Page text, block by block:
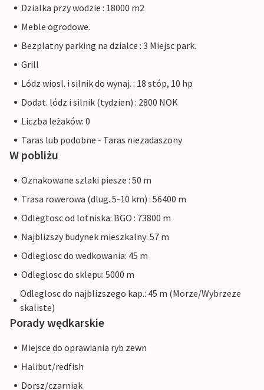
Dzialka przy wodzie : 18000 m2
Meble ogrodowe.
Bezplatny parking na dzialce : 3 Miejsc park.
Grill
Lódz wiosl. i silnik do wynaj. : 18 stóp, 10 hp
Dodat. lódz i silnik (tydzien) : 2800 NOK
Liczba leżaków: 0
Taras lub podobne - Taras niezadaszony
W pobliżu
Oznakowane szlaki piesze : 50 m
Trasa rowerowa (dlug. 5-10 km) : 56400 m
Odlegtosc od lotniska: BGO : 73800 m
Najblizszy budynek mieszkalny: 57 m
Odleglosc do wedkowania: 45 m
Odleglosc do sklepu: 5000 m
Odleglosc do najblizszego kap.: 45 m (Morze/Wybrzeze
skaliste)
Porady wędkarskie
Miejsce do oprawiania ryb zewn
Halibut/redfish
Dorsz/czarniak